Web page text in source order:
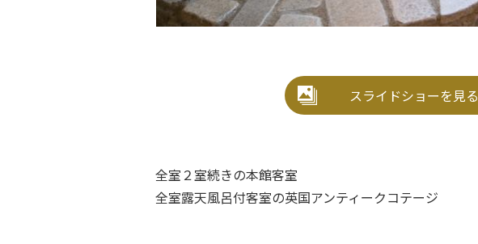
スライドショーを見る
全室２室続きの本館客室
全室露天風呂付客室の英国アンティークコテージ